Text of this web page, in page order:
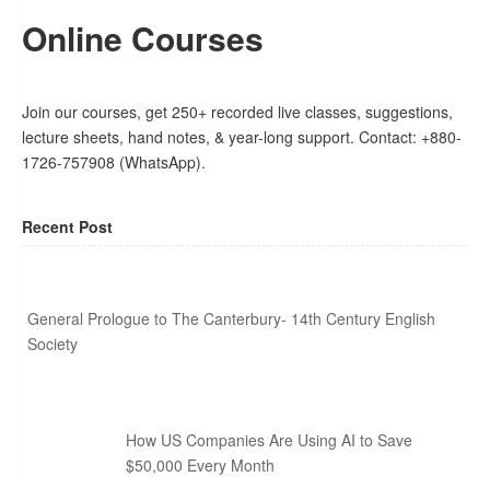
Online Courses
Join our courses, get 250+ recorded live classes, suggestions,
lecture sheets, hand notes, & year-long support. Contact: +880-
1726-757908 (WhatsApp).
Recent Post
General Prologue to The Canterbury- 14th Century English
Society
How US Companies Are Using AI to Save
$50,000 Every Month